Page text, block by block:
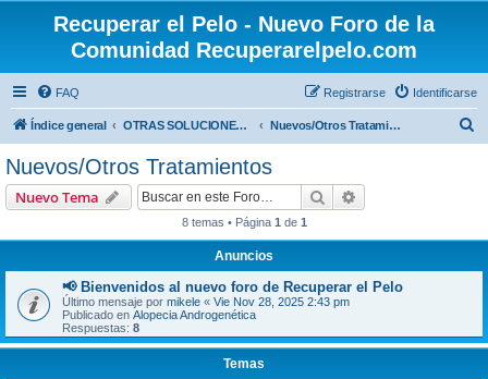
Recuperar el Pelo - Nuevo Foro de la
Comunidad Recuperarelpelo.com
FAQ Identificarse
Registrarse
Índice general OTRAS SOLUCIONES (NO MÉDICAS, NO QUIRÚRGICAS) Nuevos/Otros Tratamientos
Nuevos/Otros Tratamientos
Nuevo Tema Buscar
8 temas • Página 1 de 1
Anuncios
📢 Bienvenidos al nuevo foro de Recuperar el Pelo
Último mensaje por mikele « Vie Nov 28, 2025 2:43 pm
Publicado en Alopecia Androgenética
Respuestas: 8
Temas